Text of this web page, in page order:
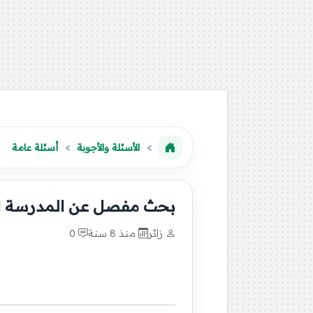
الأسئلة والأجوبة أسئلة عامة
بحث مفصل عن المدرسة
زائر منذ 8 سنة